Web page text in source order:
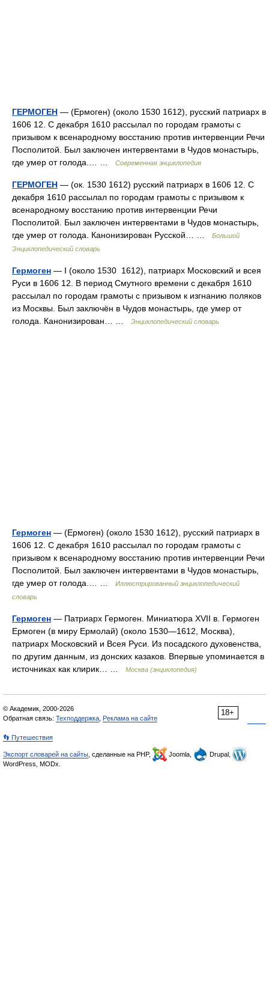
ГЕРМОГЕН — (Ермоген) (около 1530 1612), русский патриарх в
1606 12. С декабря 1610 рассылал по городам грамоты с
призывом к всенародному восстанию против интервенции Речи
Посполитой. Был заключен интервентами в Чудов монастырь,
где умер от голода.… …
Современная энциклопедия
ГЕРМОГЕН — (ок. 1530 1612) русский патриарх в 1606 12. С
декабря 1610 рассылал по городам грамоты с призывом к
всенародному восстанию против интервенции Речи
Посполитой. Был заключен интервентами в Чудов монастырь,
где умер от голода. Канонизирован Русской… …
Большой
Энциклопедический словарь
Гермоген — I (около 1530 1612), патриарх Московский и всея
Руси в 1606 12. В период Смутного времени с декабря 1610
рассылал по городам грамоты с призывом к изгнанию поляков
из Москвы. Был заключён в Чудов монастырь, где умер от
голода. Канонизирован… …
Энциклопедический словарь
Гермоген — (Ермоген) (около 1530 1612), русский патриарх в
1606 12. С декабря 1610 рассылал по городам грамоты с
призывом к всенародному восстанию против интервенции Речи
Посполитой. Был заключен интервентами в Чудов монастырь,
где умер от голода.… …
Иллюстрированный энциклопедический
словарь
Гермоген — Патриарх Гермоген. Миниатюра XVII в. Гермоген
Ермоген (в миру Ермолай) (около 1530—1612, Москва),
патриарх Московский и Всея Руси. Из посадского духовенства,
по другим данным, из донских казаков. Впервые упоминается в
источниках как клирик… …
Москва (энциклопедия)
18+
© Академик, 2000-2026
Обратная связь: Техподдержка Реклама на сайте
👣 Путешествия
Экспорт словарей на сайты , сделанные на PHP, Joomla,
Drupal,
WordPress, MODx.